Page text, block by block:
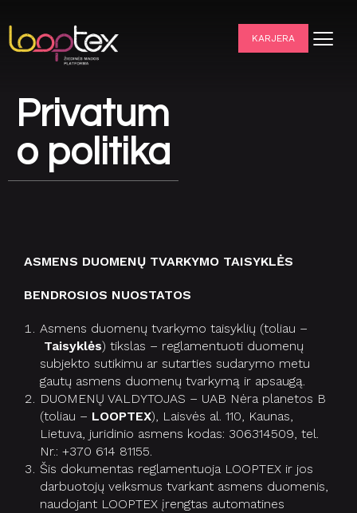
KARJERA
Privatum
o politika
ASMENS DUOMENŲ TVARKYMO TAISYKLĖS
BENDROSIOS NUOSTATOS
Asmens duomenų tvarkymo taisyklių (toliau –
Taisyklės) tikslas – reglamentuoti duomenų
subjekto sutikimu ar sutarties sudarymo metu
gautų asmens duomenų tvarkymą ir apsaugą.
DUOMENŲ VALDYTOJAS – UAB Nėra planetos B
(toliau – LOOPTEX), Laisvės al. 110, Kaunas,
Lietuva, juridinio asmens kodas: 306314509, tel.
Nr.: +370 614 81155.
Šis dokumentas reglamentuoja LOOPTEX ir jos
darbuotojų veiksmus tvarkant asmens duomenis,
naudojant LOOPTEX įrengtas automatines